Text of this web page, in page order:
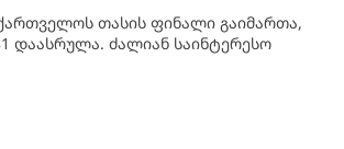
თასის ფინალი გაიმართა,
დაასრულა. ძალიან საინტერესო